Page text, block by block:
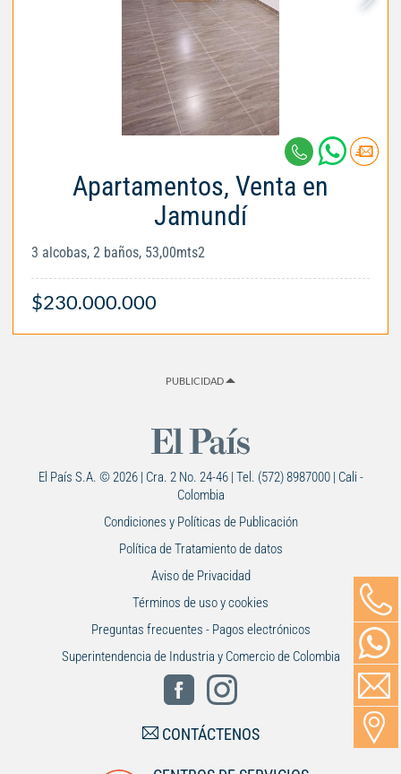
Apartamentos, Venta en
Jamundí
3 alcobas, 2 baños, 53,00mts2
$230.000.000
PUBLICIDAD
El País S.A. © 2026 | Cra. 2 No. 24-46 | Tel. (572) 8987000 | Cali -
Colombia
Condiciones y Políticas de Publicación
Política de Tratamiento de datos
Aviso de Privacidad
Términos de uso y cookies
Preguntas frecuentes - Pagos electrónicos
Superintendencia de Industria y Comercio de Colombia
CONTÁCTENOS